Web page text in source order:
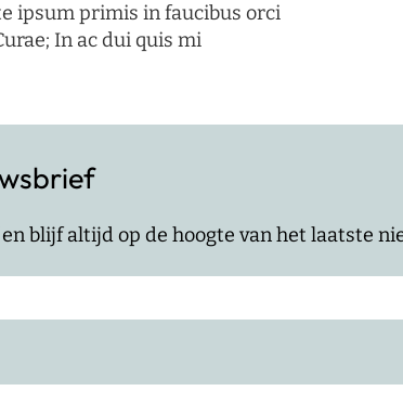
ipsum primis in faucibus orci
In ac dui quis mi
blijf altijd op de hoogte van het laatste